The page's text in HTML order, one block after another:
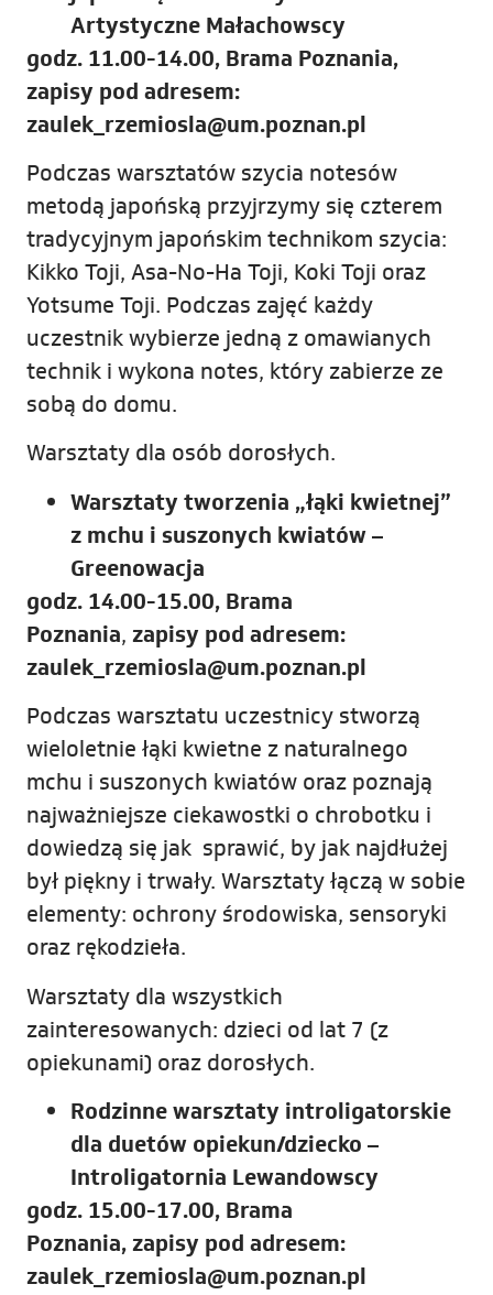
Artystyczne Małachowscy
godz. 11.00-14.00, Brama Poznania,
zapisy pod adresem:
zaulek_rzemiosla@um.poznan.pl
Podczas warsztatów szycia notesów
metodą japońską przyjrzymy się czterem
tradycyjnym japońskim technikom szycia:
Kikko Toji, Asa-No-Ha Toji, Koki Toji oraz
Yotsume Toji. Podczas zajęć każdy
uczestnik wybierze jedną z omawianych
technik i wykona notes, który zabierze ze
sobą do domu.
Warsztaty dla osób dorosłych.
Warsztaty tworzenia „łąki kwietnej”
z mchu i suszonych kwiatów –
Greenowacja
godz. 14.00-15.00, Brama
Poznania, zapisy pod adresem:
zaulek_rzemiosla@um.poznan.pl
Podczas warsztatu uczestnicy stworzą
wieloletnie łąki kwietne z naturalnego
mchu i suszonych kwiatów oraz poznają
najważniejsze ciekawostki o chrobotku i
dowiedzą się jak sprawić, by jak najdłużej
był piękny i trwały. Warsztaty łączą w sobie
elementy: ochrony środowiska, sensoryki
oraz rękodzieła.
Warsztaty dla wszystkich
zainteresowanych: dzieci od lat 7 (z
opiekunami) oraz dorosłych.
Rodzinne warsztaty introligatorskie
dla duetów opiekun/dziecko –
Introligatornia Lewandowscy
godz. 15.00-17.00, Brama
Poznania,zapisy pod adresem:
zaulek_rzemiosla@um.poznan.pl